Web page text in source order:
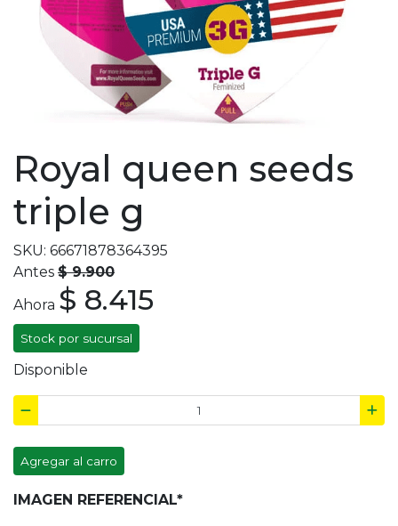
Royal queen seeds
triple g
SKU: 66671878364395
Antes $ 9.900
Ahora $ 8.415
Stock por sucursal
Disponible
Agregar al carro
IMAGEN REFERENCIAL*